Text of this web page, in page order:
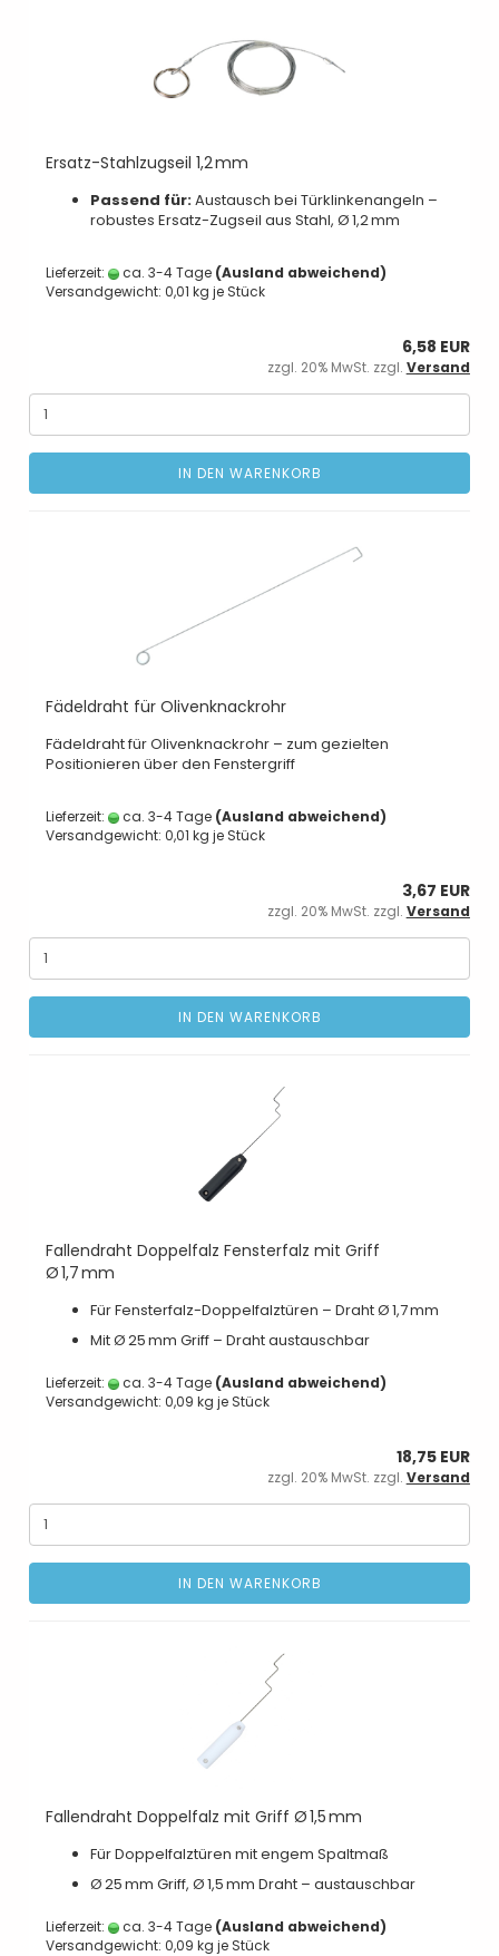
Ersatz-Stahlzugseil 1,2 mm
Passend für:Austausch bei Türklinkenangeln –
robustes Ersatz-Zugseil aus Stahl, Ø 1,2 mm
Lieferzeit: ca. 3-4 Tage (Ausland abweichend)
Versandgewicht:0,01 kg je Stück
6,58 EUR
zzgl. 20% MwSt. zzgl. Versand
IN DEN WARENKORB
Fädeldraht für Olivenknackrohr
Fädeldraht für Olivenknackrohr – zum gezielten
Positionieren über den Fenstergriff
Lieferzeit: ca. 3-4 Tage (Ausland abweichend)
Versandgewicht:0,01 kg je Stück
3,67 EUR
zzgl. 20% MwSt. zzgl. Versand
IN DEN WARENKORB
Fallendraht Doppelfalz Fensterfalz mit Griff
Ø 1,7 mm
Für Fensterfalz-Doppelfalztüren – Draht Ø 1,7 mm
Mit Ø 25 mm Griff – Draht austauschbar
Lieferzeit: ca. 3-4 Tage (Ausland abweichend)
Versandgewicht:0,09 kg je Stück
18,75 EUR
zzgl. 20% MwSt. zzgl. Versand
IN DEN WARENKORB
Fallendraht Doppelfalz mit Griff Ø 1,5 mm
Für Doppelfalztüren mit engem Spaltmaß
Ø 25 mm Griff, Ø 1,5 mm Draht – austauschbar
Lieferzeit: ca. 3-4 Tage (Ausland abweichend)
Versandgewicht:0,09 kg je Stück